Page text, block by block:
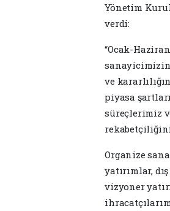
Yönetim
verdi:
“Ocak-
sanayicimizin
ve
piyasa
süreçlerimiz
Organize
yatırımlar,
vizyoner